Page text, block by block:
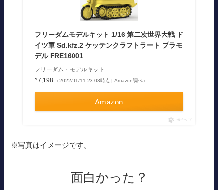
フリーダムモデルキット 1/16 第二次世界大戦 ド
イツ軍 Sd.kfz.2 ケッテンクラフトラート プラモ
デル FRE16001
フリーダム・モデルキット
¥7,198
（2022/01/11 23:03時点 | Amazon調べ）
Amazon
ポチップ
※写真はイメージです。
面白かった？